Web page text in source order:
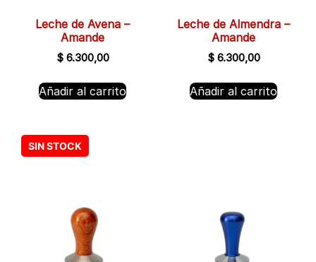
Leche de Avena –
Amande
$6.300,00
Añadir al carrito
Leche de Almendra –
Amande
$6.300,00
Añadir al carrito